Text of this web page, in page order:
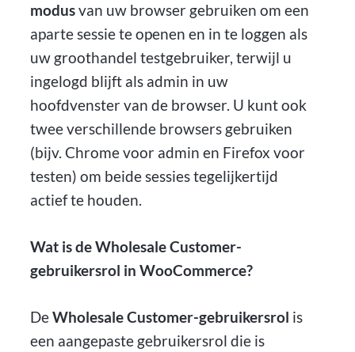
modusvan uw browser gebruiken om een
aparte sessie te openen en in te loggen als
uw groothandel testgebruiker, terwijl u
ingelogd blijft als admin in uw
hoofdvenster van de browser. U kunt ook
twee verschillende browsers gebruiken
(bijv. Chrome voor admin en Firefox voor
testen) om beide sessies tegelijkertijd
actief te houden.
Wat is de Wholesale Customer-
gebruikersrol in WooCommerce?
DeWholesale Customer-gebruikersrol is
een aangepaste gebruikersrol die is